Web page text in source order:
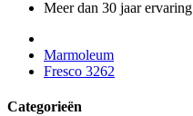
Meer dan 30 jaar ervaring
Marmoleum
Fresco 3262
Categorieën